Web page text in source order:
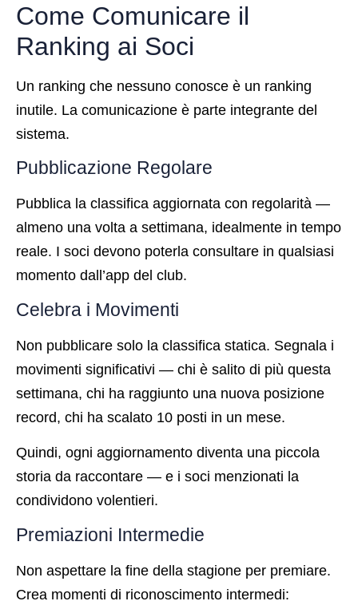
Come Comunicare il
Ranking ai Soci
Un ranking che nessuno conosce è un ranking
inutile. La comunicazione è parte integrante del
sistema.
Pubblicazione Regolare
Pubblica la classifica aggiornata con regolarità —
almeno una volta a settimana, idealmente in tempo
reale. I soci devono poterla consultare in qualsiasi
momento dall’app del club.
Celebra i Movimenti
Non pubblicare solo la classifica statica. Segnala i
movimenti significativi — chi è salito di più questa
settimana, chi ha raggiunto una nuova posizione
record, chi ha scalato 10 posti in un mese.
Quindi, ogni aggiornamento diventa una piccola
storia da raccontare — e i soci menzionati la
condividono volentieri.
Premiazioni Intermedie
Non aspettare la fine della stagione per premiare.
Crea momenti di riconoscimento intermedi: